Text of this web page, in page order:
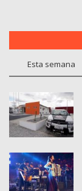
Esta semana